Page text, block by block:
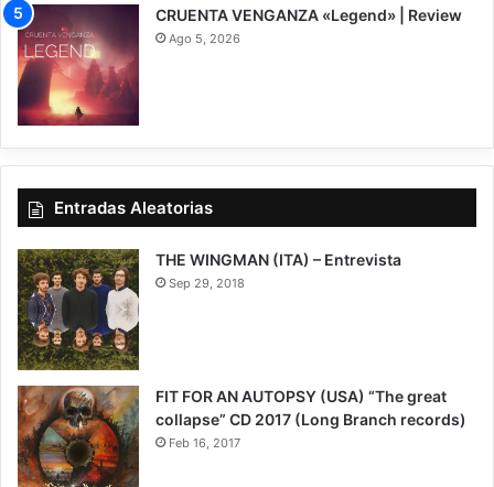
7
CRUENTA VENGANZA «Legend» | Review
Ago 5, 2026
Entradas Aleatorias
THE WINGMAN (ITA) – Entrevista
Sep 29, 2018
FIT FOR AN AUTOPSY (USA) “The great
collapse” CD 2017 (Long Branch records)
Feb 16, 2017